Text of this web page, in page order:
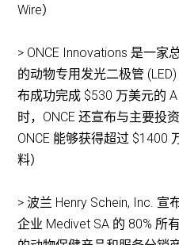
Wire）
> ONCE Innovations 是一家
的动物专用发光二极管
布成功完成 $530 万美元的
时，ONCE 还宣布与主要投
ONCE 能够获得超过 $1400
料）
> 波兰 Henry Schein, Inc.
企业 Medivet SA 的 80% 所